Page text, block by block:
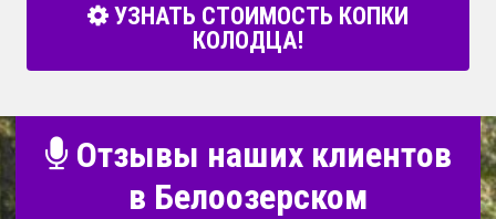
УЗНАТЬ СТОИМОСТЬ КОПКИ
КОЛОДЦА!
Отзывы наших клиентов
в Белоозерском